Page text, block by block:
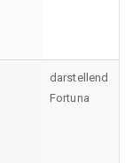
darstellend
Fortuna